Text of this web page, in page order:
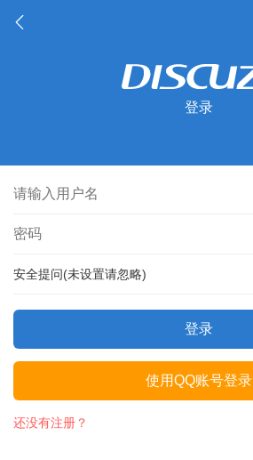
登录
安全提问(未设置请忽略)
登录
使用QQ账号登录
还没有注册？